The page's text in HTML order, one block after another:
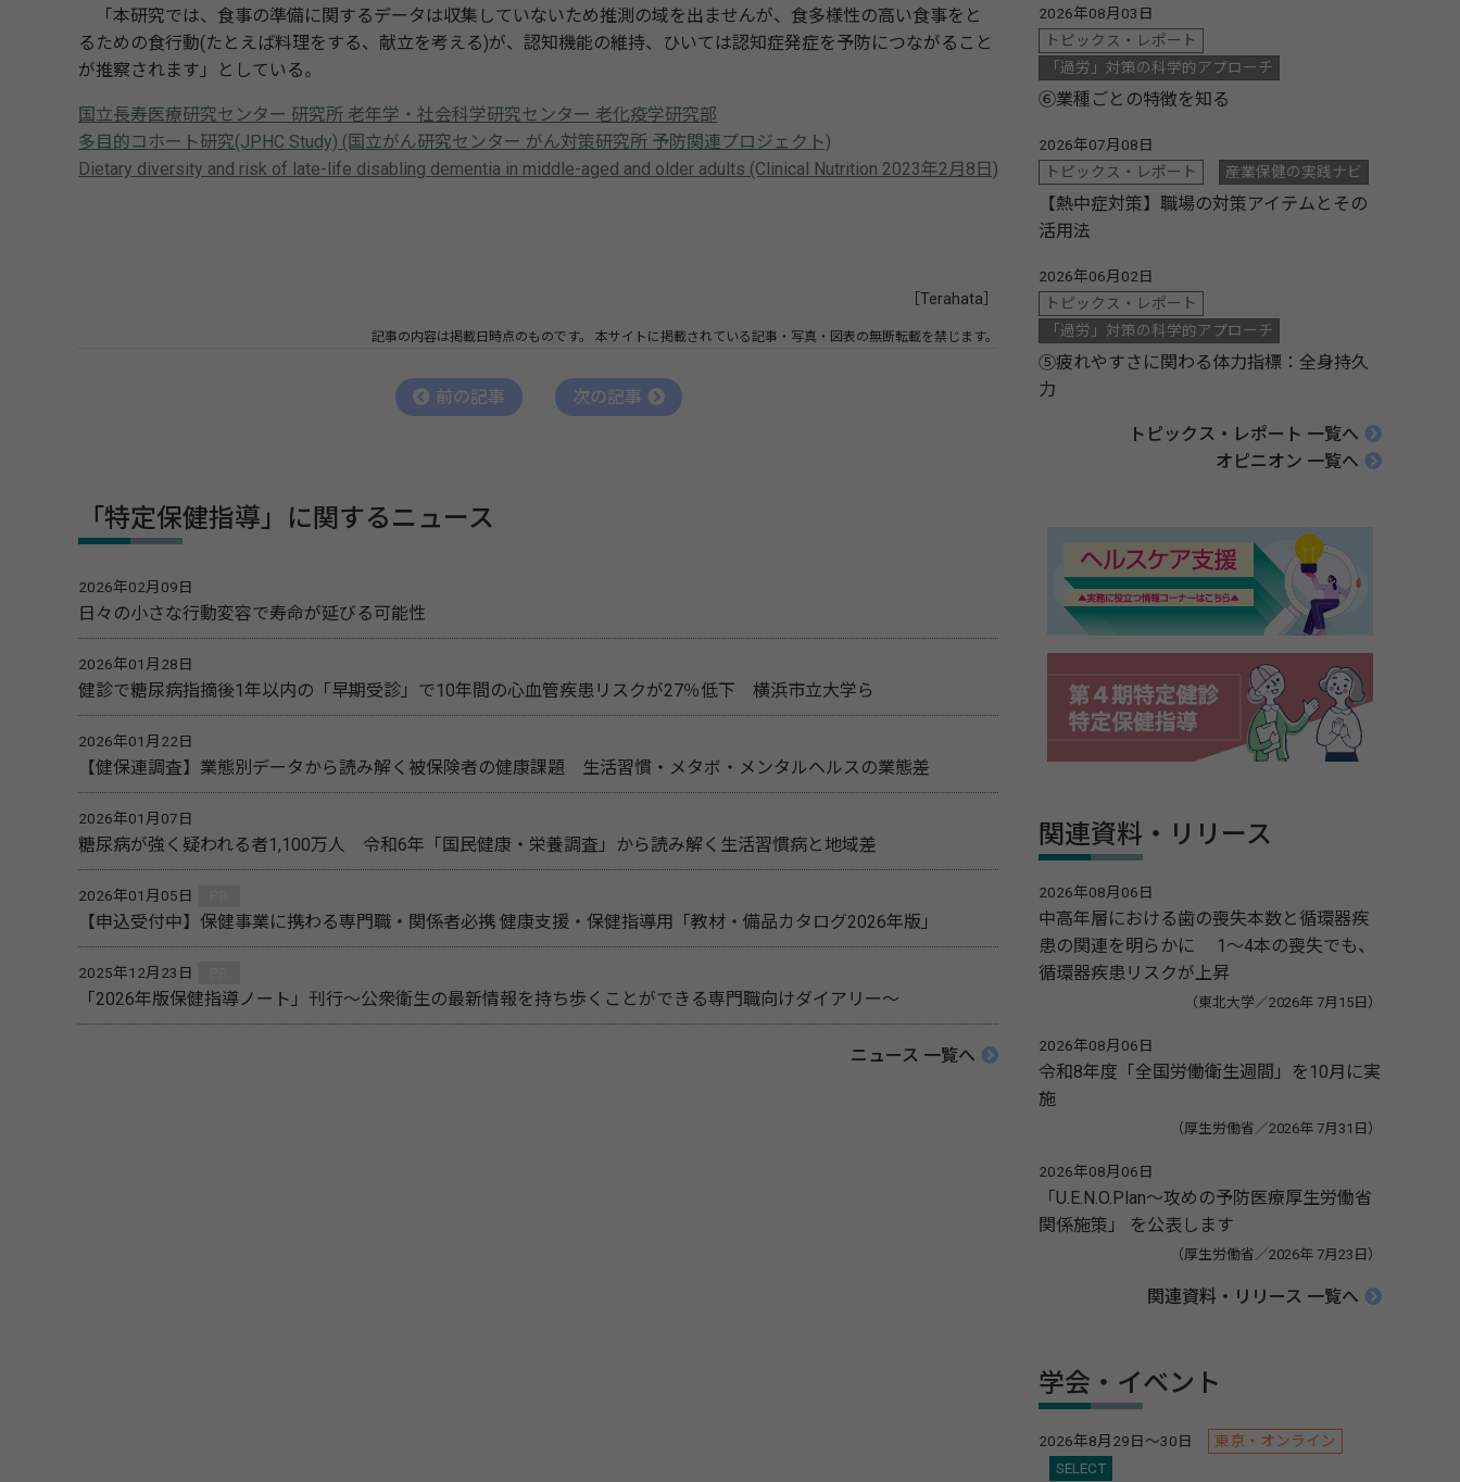
「本研究では、食事の準備に関するデータは収集していないため推測の域を出ませんが、食多様性の高い食事をと
るための食行動(たとえば料理をする、献立を考える)が、認知機能の維持、ひいては認知症発症を予防につながること
が推察されます」としている。
国立長寿医療研究センター 研究所 老年学・社会科学研究センター 老化疫学研究部
多目的コホート研究(JPHC Study) (国立がん研究センター がん対策研究所 予防関連プロジェクト)
Dietary diversity and risk of late-life disabling dementia in middle-aged and older adults (Clinical Nutrition 2023年2月8日)
［Terahata］
記事の内容は掲載日時点のものです。 本サイトに掲載されている記事・写真・図表の無断転載を禁じます。
前の記事 次の記事
「特定保健指導」に関するニュース
2026年02月09日
日々の小さな行動変容で寿命が延びる可能性
2026年01月28日
健診で糖尿病指摘後1年以内の「早期受診」で10年間の心血管疾患リスクが27％低下 横浜市立大学ら
2026年01月22日
【健保連調査】業態別データから読み解く被保険者の健康課題 生活習慣・メタボ・メンタルヘルスの業態差
2026年01月07日
糖尿病が強く疑われる者1,100万人 令和6年「国民健康・栄養調査」から読み解く生活習慣病と地域差
2026年01月05日
【申込受付中】保健事業に携わる専門職・関係者必携 健康支援・保健指導用「教材・備品カタログ2026年版」
2025年12月23日
「2026年版保健指導ノート」刊行～公衆衛生の最新情報を持ち歩くことができる専門職向けダイアリー～
ニュース 一覧へ
2026年08月03日
トピックス・レポート
「過労」対策の科学的アプローチ
⑥業種ごとの特徴を知る
2026年07月08日
トピックス・レポート
産業保健の実践ナビ
【熱中症対策】職場の対策アイテムとその
活用法
2026年06月02日
トピックス・レポート
「過労」対策の科学的アプローチ
⑤疲れやすさに関わる体力指標：全身持久
力
トピックス・レポート 一覧へ
オピニオン 一覧へ
関連資料・リリース
2026年08月06日
中高年層における歯の喪失本数と循環器疾
患の関連を明らかに 1～4本の喪失でも、
循環器疾患リスクが上昇
（東北大学／2026年 7月15日）
2026年08月06日
令和8年度「全国労働衛生週間」を10月に実
施
（厚生労働省／2026年 7月31日）
2026年08月06日
「U.E.N.O.Plan～攻めの予防医療厚生労働省
関係施策」 を公表します
（厚生労働省／2026年 7月23日）
関連資料・リリース 一覧へ
学会・イベント
2026年8月29日～30日
東京・オンライン
SELECT